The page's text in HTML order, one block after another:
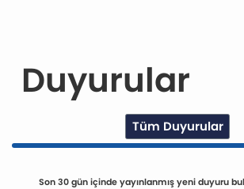
Duyurular
Tüm Duyurular
Son 30 gün içinde yayınlanmış yeni duyuru